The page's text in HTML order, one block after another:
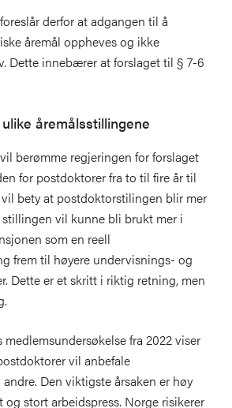
derfor at adgangen til å
åremål oppheves og ikke
Dette innebærer at forslaget til § 7-6
åremålsstillingene
berømme regjeringen for forslaget
for postdoktorer fra to til fire år til
bety at postdoktorstilingen blir mer
vil kunne bli brukt mer i
som en reell
frem til høyere undervisnings- og
Dette er et skritt i riktig retning, men
fra 2022 viser
vil anbefale
Den viktigste årsaken er høy
og stort arbeidspress. Norge risikerer